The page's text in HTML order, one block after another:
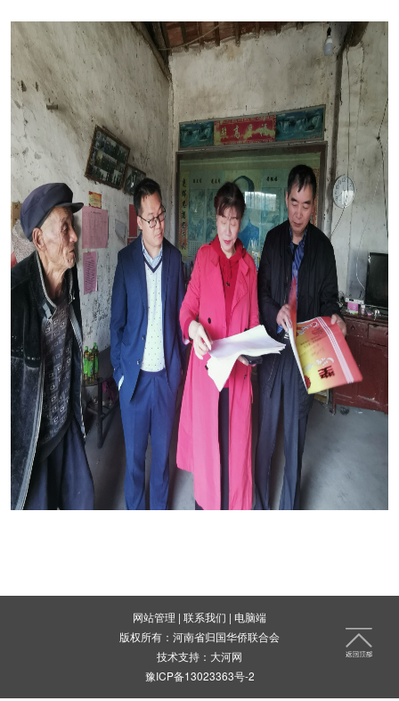
网站管理 | 联系我们 | 电脑端
版权所有：河南省归国华侨联合会
技术支持： 大河网
豫ICP备13023363号-2